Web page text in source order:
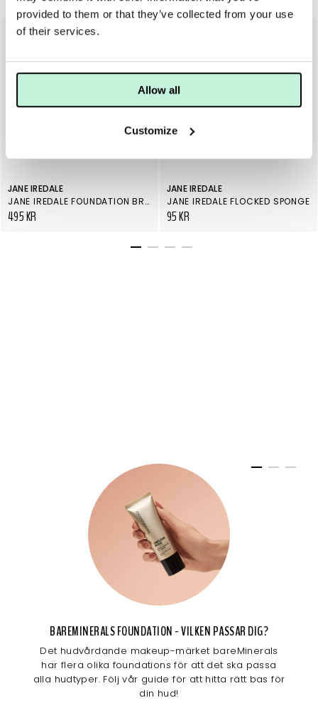
provided to them or that they’ve collected from your use
of their services.
Allow all
Customize
JANE IREDALE
JANE IREDALE FOUNDATION BRUSH
495 KR
JANE IREDALE
JANE IREDALE FLOCKED SPONGE
95 KR
BAREMINERALS FOUNDATION - VILKEN PASSAR DIG?
Det hudvårdande makeup-märket bareMinerals
har flera olika foundations för att det ska passa
alla hudtyper. Följ vår guide för att hitta rätt bas för
din hud!